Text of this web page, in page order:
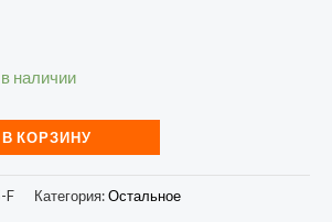
наличии
В КОРЗИНУ
F Категория:Остальное